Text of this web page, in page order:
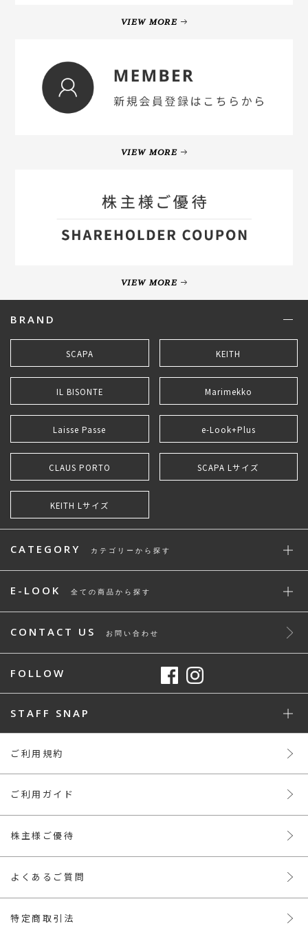
VIEW MORE
VIEW MORE
VIEW MORE
BRAND
SCAPA KEITH
IL BISONTE Marimekko
Laisse Passe e-Look+Plus
CLAUS PORTO SCAPA Lサイズ
KEITH Lサイズ
CATEGORY カテゴリーから探す
E-LOOK 全ての商品から探す
CONTACT US お問い合わせ
FOLLOW
STAFF SNAP
ご利用規約
ご利用ガイド
株主様ご優待
よくあるご質問
特定商取引法